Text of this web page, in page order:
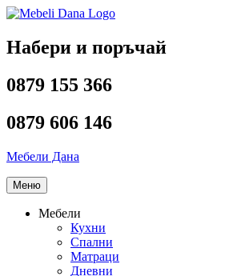
Напред
съдържанието
Набери и поръчай
0879 155 366
0879 606 146
Мебели Дана
Меню
Мебели
Кухни
Спални
Матраци
Дневни